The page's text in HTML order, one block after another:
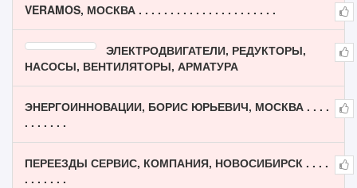
VERAMOS, МОСКВА . . . . . . . . . . . . . . . . . . . . . .
ЭЛЕКТРОДВИГАТЕЛИ, РЕДУКТОРЫ,
НАСОСЫ, ВЕНТИЛЯТОРЫ, АРМАТУРА
ЭНЕРГОИННОВАЦИИ, БОРИС ЮРЬЕВИЧ, МОСКВА . . . .
. . . . . . .
ПЕРЕЕЗДЫ СЕРВИС, КОМПАНИЯ, НОВОСИБИРСК . . . .
. . . . . . .